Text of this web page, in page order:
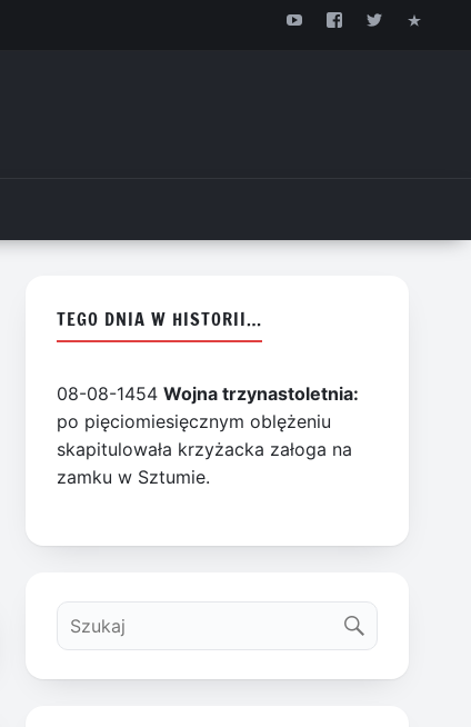
TEGO DNIA W HISTORII…
08-08-1454Wojna trzynastoletnia:
po pięciomiesięcznym oblężeniu
skapitulowała krzyżacka załoga na
zamku w Sztumie.